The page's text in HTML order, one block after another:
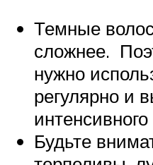
Темные
сложнее.
нужно
регулярно и
Будьте